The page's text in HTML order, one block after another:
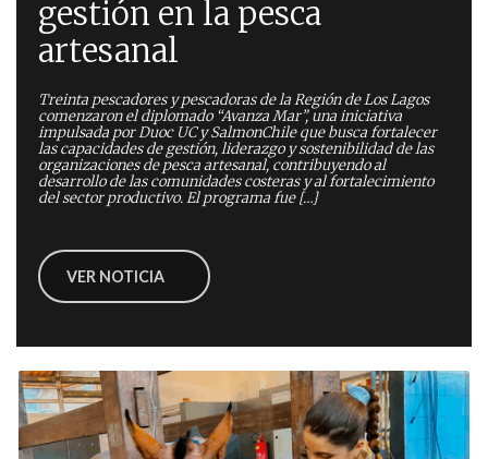
gestión en la pesca
artesanal
Treinta pescadores y pescadoras de la Región de Los Lagos
comenzaron el diplomado “Avanza Mar”, una iniciativa
impulsada por Duoc UC y SalmonChile que busca fortalecer
las capacidades de gestión, liderazgo y sostenibilidad de las
organizaciones de pesca artesanal, contribuyendo al
desarrollo de las comunidades costeras y al fortalecimiento
del sector productivo. El programa fue […]
VER NOTICIA